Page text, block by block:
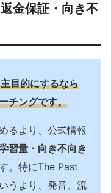
金保証・向き不
目的にするなら
チングです。
るより、公式情報
習量・向き不向き
。特にThe Past
うより、発音、流